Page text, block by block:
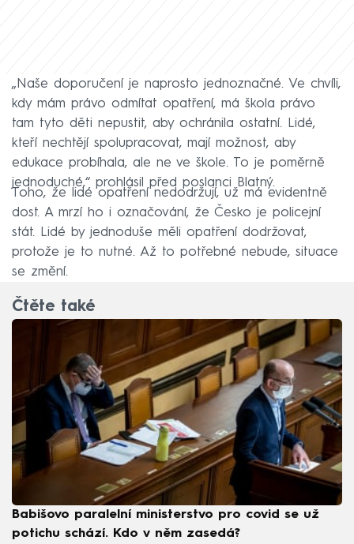
„Naše doporučení je naprosto jednoznačné. Ve chvíli,
kdy mám právo odmítat opatření, má škola právo
tam tyto děti nepustit, aby ochránila ostatní. Lidé,
kteří nechtějí spolupracovat, mají možnost, aby
edukace probíhala, ale ne ve škole. To je poměrně
jednoduché,“ prohlásil před poslanci Blatný.
Toho, že lidé opatření nedodržují, už má evidentně
dost. A mrzí ho i označování, že Česko je policejní
stát. Lidé by jednoduše měli opatření dodržovat,
protože je to nutné. Až to potřebné nebude, situace
se změní.
Čtěte také
Babišovo paralelní ministerstvo pro covid se už
potichu schází. Kdo v něm zasedá?